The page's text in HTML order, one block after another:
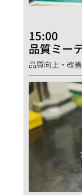
15:00
品質ミー
品質向上・改